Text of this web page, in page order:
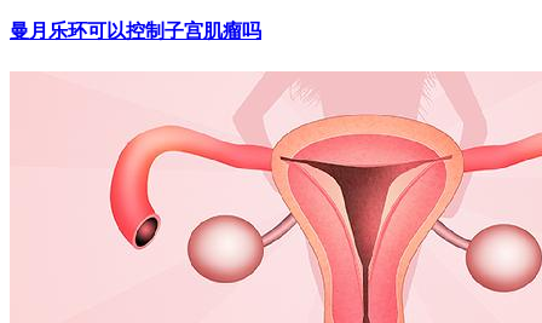
曼月乐环可以控制子宫肌瘤吗